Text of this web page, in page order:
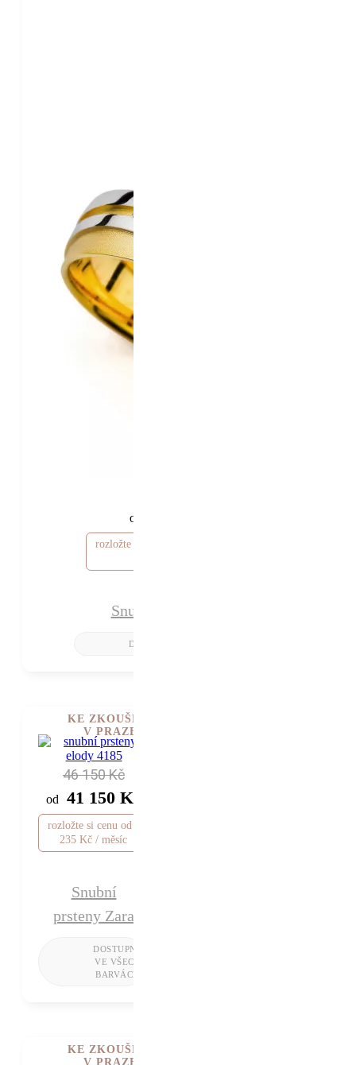
od
rozložte si cenu od 1 314 Kč / měsíc
Snubní prsteny Skye
46 150 Kč
od 41 150 Kč
rozložte si cenu od 1
235 Kč / měsíc
Snubní
prsteny Zara
KE ZKOUŠENÍ
V PRAZE
KE ZKOUŠENÍ
V PRAZE